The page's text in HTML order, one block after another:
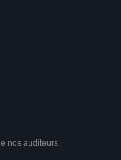
nos auditeurs.